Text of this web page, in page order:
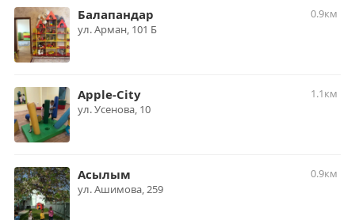
Балапандар
0.9км
ул. Арман, 101 Б
Apple-City
1.1км
ул. Усенова, 10
Асылым
0.9км
ул. Ашимова, 259